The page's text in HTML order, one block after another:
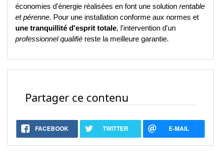
économies d'énergie réalisées en font une solution rentable
et pérenne
une tranquillité d'esprit totale
professionnel qualifié reste la meilleure garantie.
Partager ce contenu
FACEBOOK TWITTER E-MAIL